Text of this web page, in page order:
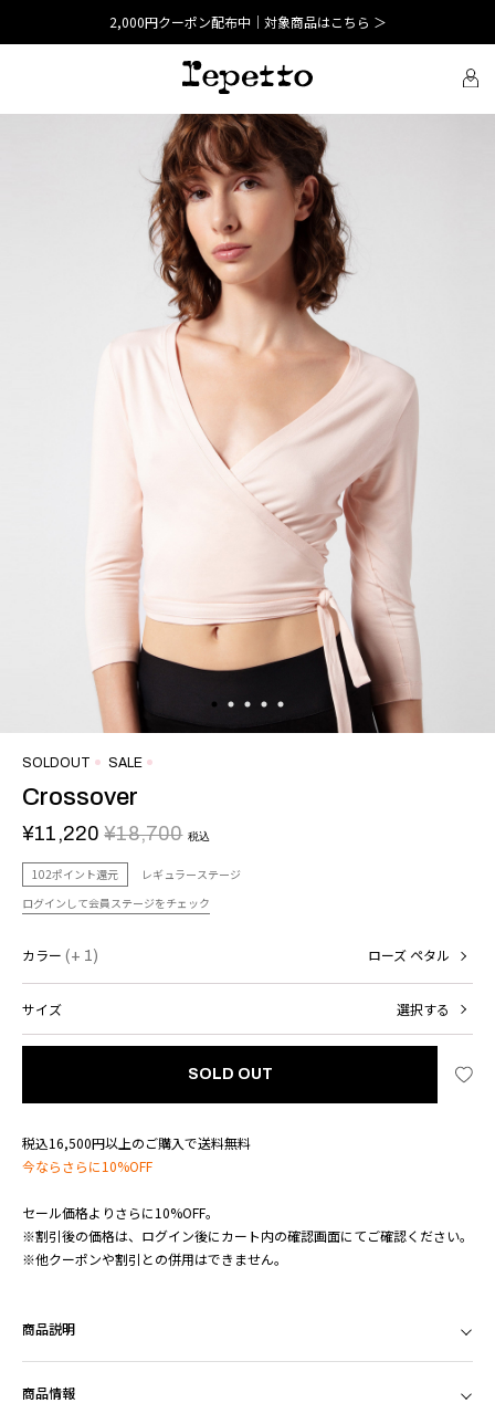
2,000円クーポン配布中｜対象商品はこちら ＞
SOLDOUT SALE
Crossover
¥11,220 ¥18,700 税込
102ポイント還元
レギュラーステージ
ログインして会員ステージをチェック
カラー (+ 1) ローズ ペタル
サイズ 選択する
SOLD OUT
税込16,500円以上のご購入で送料無料
今ならさらに10%OFF
セール価格よりさらに10%OFF。
※割引後の価格は、ログイン後にカート内の確認画面にてご確認ください。
※他クーポンや割引との併用はできません。
商品説明
商品情報